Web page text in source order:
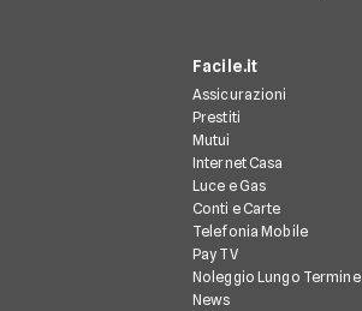
Facile.it
Assicurazioni
Prestiti
Mutui
Internet Casa
Luce e Gas
Conti e Carte
Telefonia Mobile
Pay TV
Noleggio Lungo Termine
News